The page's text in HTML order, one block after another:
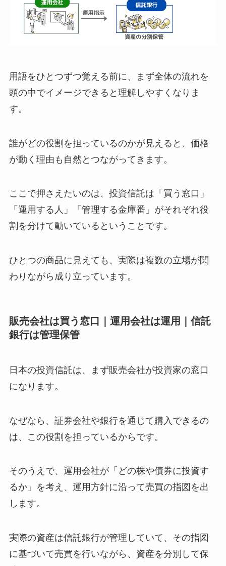
用語をひとつずつ覚える前に、まず全体の流れを
頭の中でイメージできると理解しやすくなりま
す。
誰がどの役割を担っているのかが見えると、価格
が動く理由も自然とつながってきます。
ここで押さえたいのは、投資信託は「買う窓口」
「運用する人」「管理する金庫番」がそれぞれ役
割を分けて動いているということです。
ひとつの商品に見えても、実際は複数の立場が関
わりながら成り立っています。
販売会社は買う窓口｜運用会社は運用｜信託
銀行は管理保管
日本の投資信託は、まず販売会社が投資家の窓口
になります。
なぜなら、証券会社や銀行を通じて購入できるの
は、この役割を担っているからです。
そのうえで、運用会社が「どの株や債券に投資す
るか」を考え、運用方針に沿って売買の指図を出
します。
実際の資産は信託銀行が管理していて、その指図
に基づいて売買を行いながら、資産を分別して保